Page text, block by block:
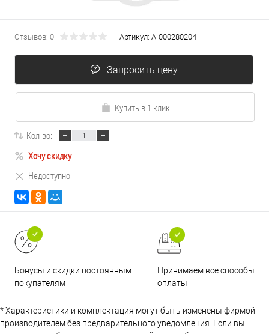
Отзывов: 0 Артикул: А-000280204
Запросить цену
Купить в 1 клик
Кол-во:
Хочу скидку
Недоступно
Бонусы и скидки постоянным
покупателям
Принимаем все способы
оплаты
* Характеристики и комплектация могут быть изменены фирмой-
производителем без предварительного уведомления. Если вы